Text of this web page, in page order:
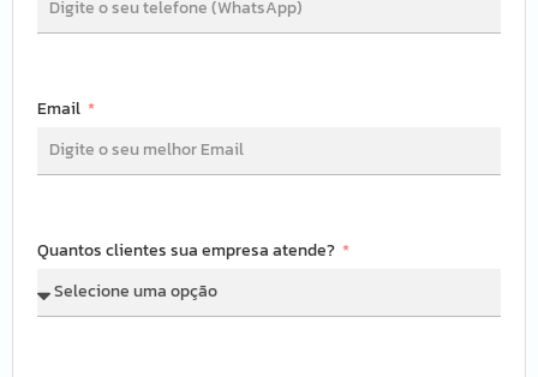
Email
Quantos clientes sua empresa atende?